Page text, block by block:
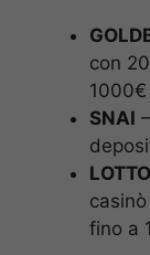
con
1000€
SNAI
fino a